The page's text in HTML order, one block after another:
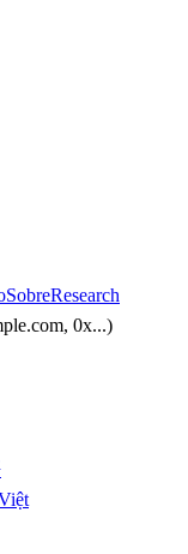
SobreResearch
0x...)